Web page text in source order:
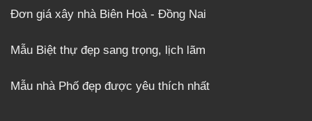
Đơn giá xây nhà Biên Hoà - Đồng Nai
Mẫu Biệt thự đẹp sang trọng, lịch lãm
Mẫu nhà Phố đẹp được yêu thích nhất